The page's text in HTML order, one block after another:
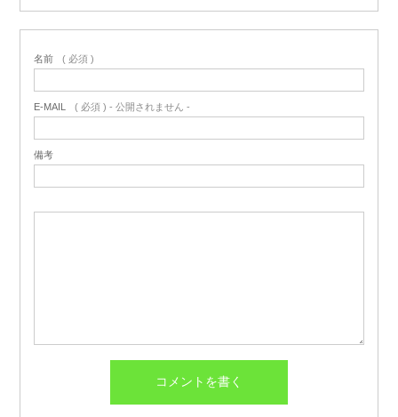
名前 ( 必須 )
E-MAIL ( 必須 ) - 公開されません -
備考